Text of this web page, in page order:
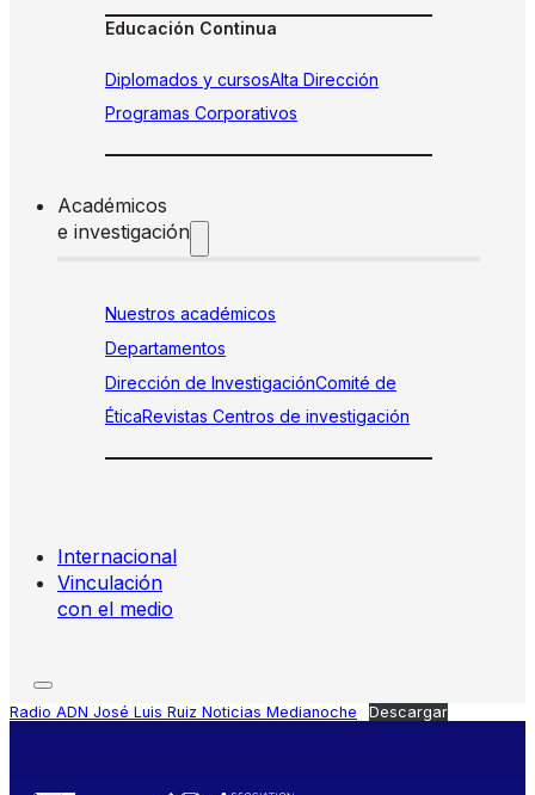
Educación Continua
Diplomados y cursosAlta Dirección
Programas Corporativos
Académicos
e investigación
Nuestros académicos
Departamentos
Dirección de InvestigaciónComité de
ÉticaRevistas Centros de investigación
Internacional
Vinculación
con el medio
Radio ADN José Luis Ruiz Noticias Medianoche Descargar